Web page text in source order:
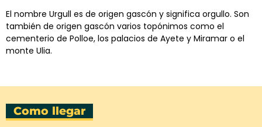
El nombre Urgull es de origen gascón y significa orgullo. Son
también de origen gascón varios topónimos como el
cementerio de Polloe, los palacios de Ayete y Miramar o el
monte Ulia.
Como llegar